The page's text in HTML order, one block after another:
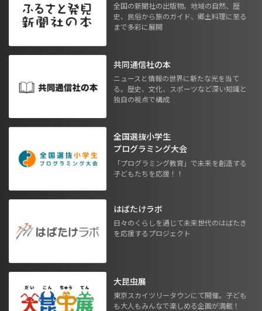
全国の新聞社の出版物。地域の自然、歴
史、民俗から旅のガイド、郷土料理に至る
まで多彩に展開
共同通信社の本
ニュースと情報の世界に新たな光を当て
る。歴史、文化、スポーツなど深い知識と
独自の視点で構成
全国選抜小学生
プログラミング大会
「プログラミング教育」で未来を創造する
子どもたちを応援！！
はばたけラボ
日々のくらしを通じて未来世代のはばたき
を応援するプロジェクト
大昆虫展
東京スカイツリータウンにて開催。子ども
も大人もみんなで楽しめる企画が満載！